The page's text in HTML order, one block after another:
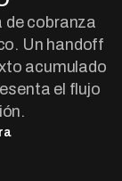
de cobranza
Un handoff
acumulado
el flujo